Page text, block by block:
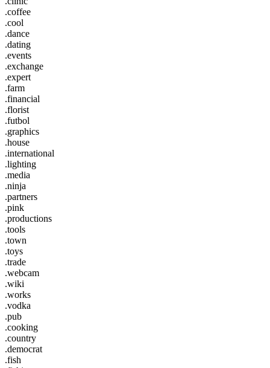
.coffee
.cool
.dance
.dating
.events
.exchange
.expert
.farm
.financial
.florist
.futbol
.graphics
.house
.international
.lighting
.media
.ninja
.partners
.pink
.productions
.tools
.town
.toys
.trade
.webcam
.wiki
.works
.vodka
.pub
.cooking
.country
.democrat
.fish